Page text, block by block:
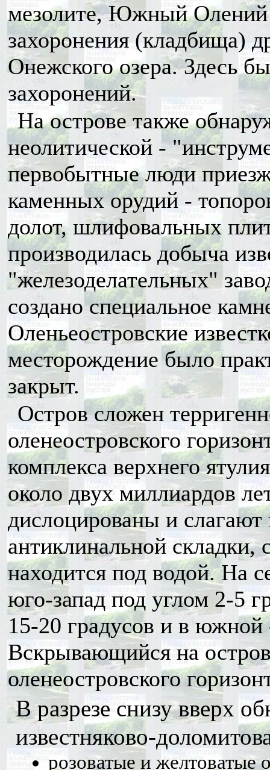
мезолите, Южный Олений
захоронения (кладбища)
Онежского озера. Здесь
захоронений.
На острове также
неолитической -
первобытные люди
каменных орудий -
долот, шлифовальных
производилась добыча
"железоделательных"
создано специальное
Оленьеостровские
месторождение было
закрыт.
Остров сложен
оленеостровского
комплекса верхнего
около двух миллиардов
дислоцированы и
антиклинальной складки,
находится под водой. На
юго-запад под углом 2-5
15-20 градусов и в южной
Вскрывающийся на
оленеостровского
В разрезе снизу вверх
известняково-
розоватые и